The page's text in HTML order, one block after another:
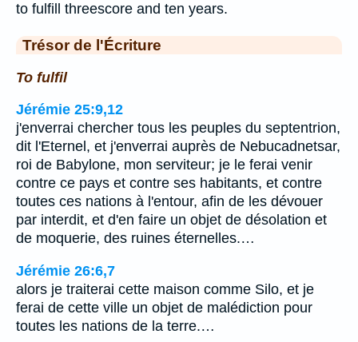
to fulfill threescore and ten years.
Trésor de l'Écriture
To fulfil
Jérémie 25:9,12
j'enverrai chercher tous les peuples du septentrion,
dit l'Eternel, et j'enverrai auprès de Nebucadnetsar,
roi de Babylone, mon serviteur; je le ferai venir
contre ce pays et contre ses habitants, et contre
toutes ces nations à l'entour, afin de les dévouer
par interdit, et d'en faire un objet de désolation et
de moquerie, des ruines éternelles.…
Jérémie 26:6,7
alors je traiterai cette maison comme Silo, et je
ferai de cette ville un objet de malédiction pour
toutes les nations de la terre.…